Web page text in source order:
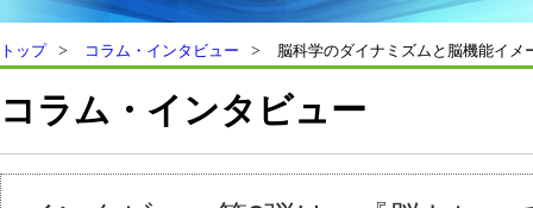
トップ コラム・インタビュー 脳科学のダイナミズムと脳機能イ
コラム・インタビュー